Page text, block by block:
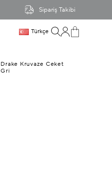
Sipariş Takibi
Türkçe
Drake Kruvaze Ceket
Gri